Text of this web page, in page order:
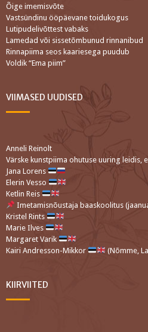
Õige imemisvõte
Vastsündinu ööpäevane toidukogus
Lutipudelivõttest vabaks
Lamedad või sissetõmbunud rinnanibud
Rinnapiima seos kaariesega puudub
Voldik “Ema piim”
VIIMASED UUDISED
Anneli Reinolt
Värske kunstpiima ohutuse uuring leidis,
Jana Lorens
Elerin Vesso
Ketlin Reis
Imetamisnõustaja baaskoolitus
Kristel Rints
Marie Ilves
Margaret Varik
Kairi Andresson-Mikkor
(Nõmme,
KIIRVIITED